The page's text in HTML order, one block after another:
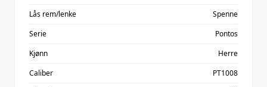
Lås rem/lenke
Spenne
Serie
Pontos
Kjønn
Herre
Caliber
PT1008